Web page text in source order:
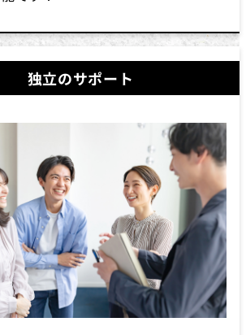
独立のサポート